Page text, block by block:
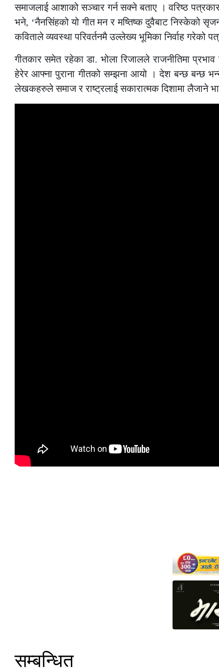
समाजलाई आशाको सञ्चार गर्न सक्ने बताए । वरिष्ठ
भने, ‘नैनसिंहको यो गीत मन र मष्तिष्क दुवैबाट निस्केको
कविताले व्यवस्था परिवर्तनमै उल्लेख्य भूमिका निर्वाह गरेको
गीतकार समेत रहेका डा. भोला रिजालले राजनीतिमा
हेरेर आफ्ना पुराना गीतको सम्झना आयो । देश बन्छ बन्छ
लेखकहरुले समाज र राष्ट्रलाई सकारात्मक दिशामा लैजाने
सम्बन्धित